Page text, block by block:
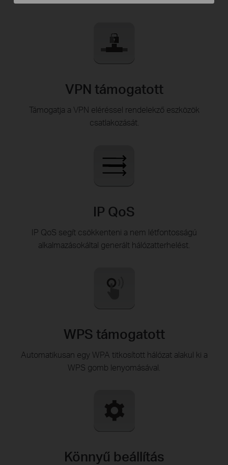
VPN támogatott
Támogatja a VPN eléréssel rendelekző eszközök
csatlakozását.
IP QoS
IP QoS segít csökkenteni a nem létfontosságú
alkalmazásokáltal generált hálózatterhelést.
WPS támogatott
Automatikusan egy WPA titkosított hálózat alakul ki a
WPS gomb lenyomásával.
Könnyű beállítás